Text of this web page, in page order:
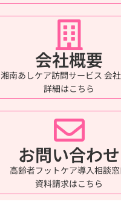
会社概要
湘南あしケア訪問サービス 会
詳細はこちら
お問い合わせ
高齢者フットケア導入相談
資料請求はこちら